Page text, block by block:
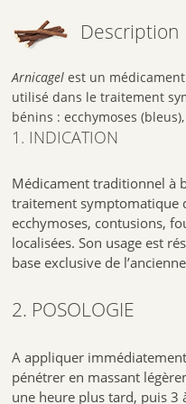
Eau purifiée, glycérol, éthanol à
essentielle de lavande, huile
Comme tous les médicaments,
des effets indésirables, bien que
Effets non souhaités et gênants:
En raison de la présence
peau peuvent provoquer des
Risque de dermatose pour les
Ce médicament ne s’utilise pas
Ce médicament ne s’utilisé pas
Grossesse et allaitement
Grossesse
Description
Arnicagel est un
utilisé dans le traitement
bénins : ecchymoses (bleus),
1. INDICATION
Médicament traditionnel à
traitement symptomatique
ecchymoses, contusions,
localisées. Son usage est
base exclusive de
2. POSOLOGIE
A appliquer
pénétrer en massant
une heure plus tard, puis 3